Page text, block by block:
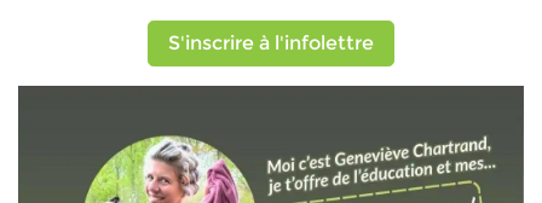
S'inscrire à l'infolettre